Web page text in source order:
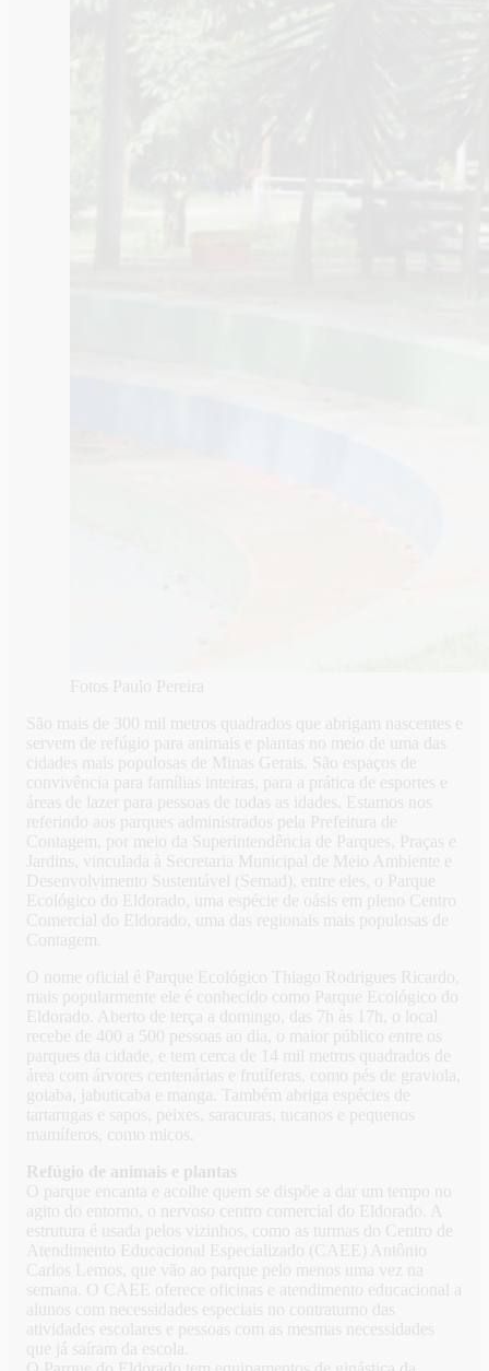
Fotos Paulo Pereira
São mais de 300 mil metros quadrados que abrigam nascentes e
servem de refúgio para animais e plantas no meio de uma das
cidades mais populosas de Minas Gerais. São espaços de
convivência para famílias inteiras, para a prática de esportes e
áreas de lazer para pessoas de todas as idades. Estamos nos
referindo aos parques administrados pela Prefeitura de
Contagem, por meio da Superintendência de Parques, Praças e
Jardins, vinculada à Secretaria Municipal de Meio Ambiente e
Desenvolvimento Sustentável (Semad), entre eles, o Parque
Ecológico do Eldorado, uma espécie de oásis em pleno Centro
Comercial do Eldorado, uma das regionais mais populosas de
Contagem.
O nome oficial é Parque Ecológico Thiago Rodrigues Ricardo,
mais popularmente ele é conhecido como Parque Ecológico do
Eldorado. Aberto de terça a domingo, das 7h às 17h, o local
recebe de 400 a 500 pessoas ao dia, o maior público entre os
parques da cidade, e tem cerca de 14 mil metros quadrados de
área com árvores centenárias e frutíferas, como pés de graviola,
goiaba, jabuticaba e manga. Também abriga espécies de
tartarugas e sapos, peixes, saracuras, tucanos e pequenos
mamíferos, como micos.
Refúgio de animais e plantas
O parque encanta e acolhe quem se dispõe a dar um tempo no
agito do entorno, o nervoso centro comercial do Eldorado. A
estrutura é usada pelos vizinhos, como as turmas do Centro de
Atendimento Educacional Especializado (CAEE) Antônio
Carlos Lemos, que vão ao parque pelo menos uma vez na
semana. O CAEE oferece oficinas e atendimento educacional a
alunos com necessidades especiais no contraturno das
atividades escolares e pessoas com as mesmas necessidades
que já saíram da escola.